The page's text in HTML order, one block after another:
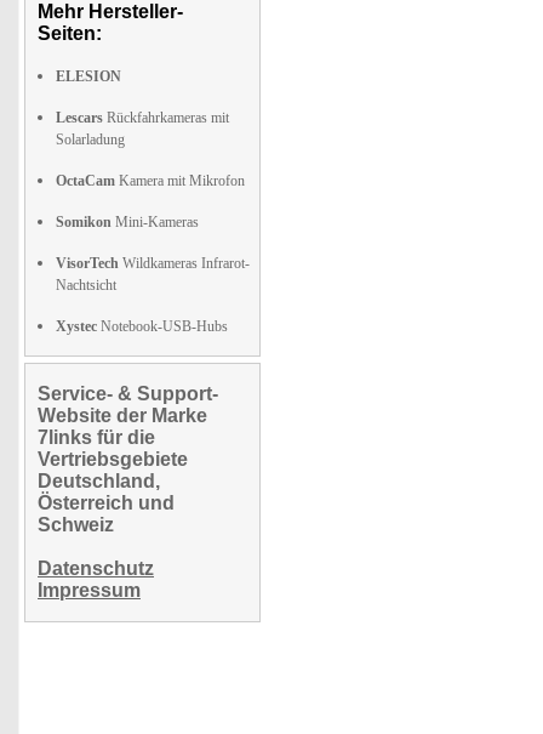
Mehr Hersteller-
Seiten:
ELESION
Lescars Rückfahrkameras mit
Solarladung
OctaCam Kamera mit Mikrofon
Somikon Mini-Kameras
VisorTech Wildkameras Infrarot-
Nachtsicht
Xystec Notebook-USB-Hubs
Service- & Support-
Website der Marke
7links für die
Vertriebsgebiete
Deutschland,
Österreich und
Schweiz
Datenschutz
Impressum